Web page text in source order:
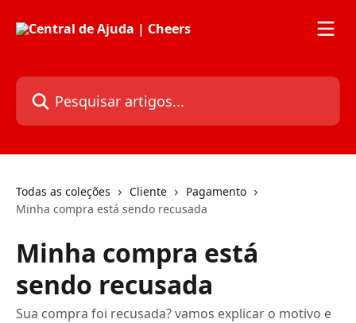
Pesquisar artigos...
Todas as coleções Cliente
Pagamento
Minha compra está sendo recusada
Minha compra está
sendo recusada
Sua compra foi recusada? vamos explicar o motivo e